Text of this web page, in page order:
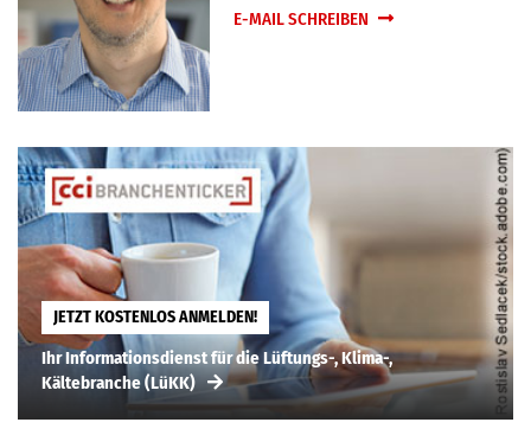
E-MAIL SCHREIBEN
JETZT KOSTENLOS ANMELDEN!
Ihr Informationsdienst für die Lüftungs-, Klima-,
Kältebranche (LüKK)